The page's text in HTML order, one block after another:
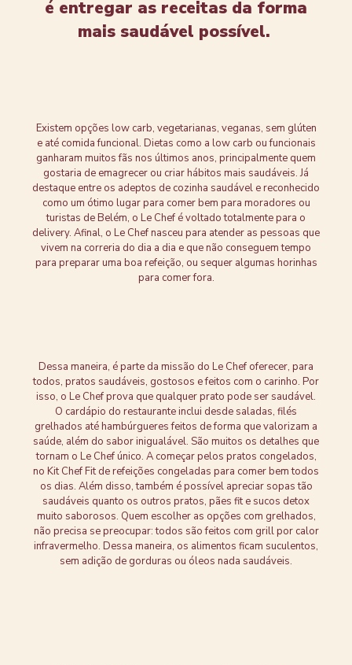
é entregar as receitas da forma
mais saudável possível.
Existem opções low carb, vegetarianas, veganas, sem glúten
e até comida funcional. Dietas como a low carb ou funcionais
ganharam muitos fãs nos últimos anos, principalmente quem
gostaria de emagrecer ou criar hábitos mais saudáveis. Já
destaque entre os adeptos de cozinha saudável e reconhecido
como um ótimo lugar para comer bem para moradores ou
turistas de Belém, o Le Chef é voltado totalmente para o
delivery. Afinal, o Le Chef nasceu para atender as pessoas que
vivem na correria do dia a dia e que não conseguem tempo
para preparar uma boa refeição, ou sequer algumas horinhas
para comer fora.
Dessa maneira, é parte da missão do Le Chef oferecer, para
todos, pratos saudáveis, gostosos e feitos com o carinho. Por
isso, o Le Chef prova que qualquer prato pode ser saudável.
O cardápio do restaurante inclui desde saladas, filés
grelhados até hambúrgueres feitos de forma que valorizam a
saúde, além do sabor inigualável. São muitos os detalhes que
tornam o Le Chef único. A começar pelos pratos congelados,
no Kit Chef Fit de refeições congeladas para comer bem todos
os dias. Além disso, também é possível apreciar sopas tão
saudáveis quanto os outros pratos, pães fit e sucos detox
muito saborosos. Quem escolher as opções com grelhados,
não precisa se preocupar: todos são feitos com grill por calor
infravermelho. Dessa maneira, os alimentos ficam suculentos,
sem adição de gorduras ou óleos nada saudáveis.